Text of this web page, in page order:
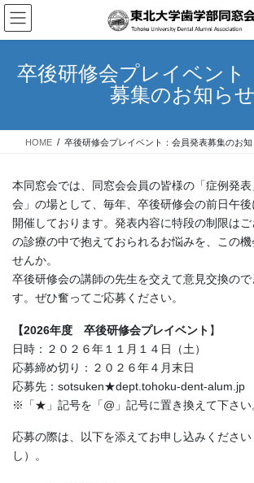
コ
ン
テ
ナ
ビ
ゲ
卒後研修会プレイベント
募集のお知らせ
HOME 卒後研修会プレイベント：会員発表募集のお知
本同窓会では、同窓会会員の皆様の「症例発
会」の場として、毎年、卒後研修会の前日午
開催しております。発表内容に特段の制限は
の診療の中で抱えておられるお悩みを、この機
せんか。
卒後研修会の講師の先生を交えて意見交換の
す。ぜひ奮ってご応募ください。
【2026年度 卒後研修会プレイベント 】
日時：２０２６年１１月１４日（土）
応募締め切り：２０２６年４月末日
応募先：sotsuken★dept.tohoku-dent-alum.jp
※「★」記号を「@」記号に置き換えて下さい
応募の際は、以下を添えてお申し込みくださ
し）。